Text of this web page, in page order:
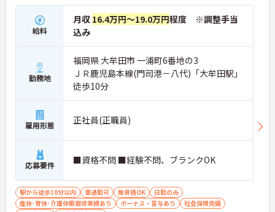
給料
月収 16.4万円～19.0万円程度 ※調整手当
込み
勤務地
福岡県 大牟田市 一浦町6番地の3
ＪＲ鹿児島本線(門司港－八代)「大牟田駅」
徒歩10分
雇用形態 正社員(正職員)
応募要件 ■資格不問 ■経験不問、ブランクOK
駅から徒歩10分以内 車通勤可 無資格OK
日勤のみ
産休･育休･介護休暇取得実績あり
ボーナス・賞与あり
社会保険完備